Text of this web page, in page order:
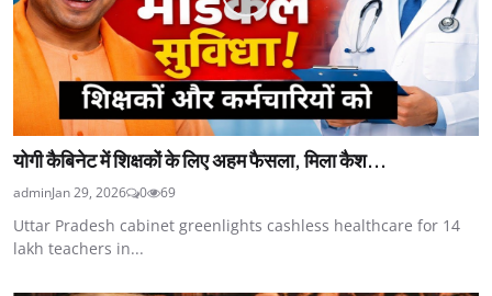
योगी कैबिनेट में शिक्षकों के लिए अहम फैसला, मिला कैश...
adminJan 29, 2026 0 69
Uttar Pradesh cabinet greenlights cashless healthcare for 14
lakh teachers in...